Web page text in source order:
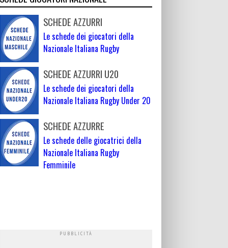
SCHEDE AZZURRI
Le schede dei giocatori della
Nazionale Italiana Rugby
SCHEDE AZZURRI U20
Le schede dei giocatori della
Nazionale Italiana Rugby Under 20
SCHEDE AZZURRE
Le schede delle giocatrici della
Nazionale Italiana Rugby
Femminile